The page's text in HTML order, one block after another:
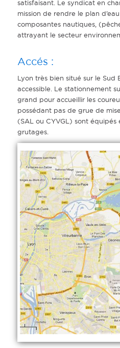
satisfaisant. Le syndicat en
mission de rendre le plan
composantes nautiques,
attrayant le secteur
Accés :
Lyon très bien situé sur le Sud
accessible. Le stationnement
grand pour accueillir les
possédant pas de grue de
(SAL ou CYVGL) sont
grutages.